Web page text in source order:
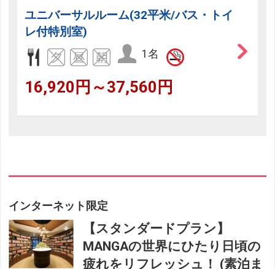
ユニバーサルルーム(32平米/バス・トイ
レ付特別室)
1名
16,920円～37,560円
インターネット限定
【スタンダードプラン】
MANGAの世界にひたり日頃の
疲れをリフレッシュ！ (素泊ま